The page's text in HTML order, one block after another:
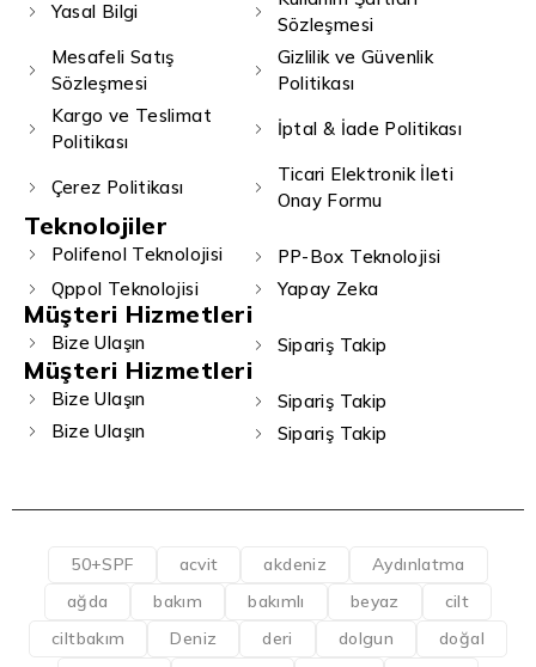
Yasal Bilgi
Sözleşmesi
Mesafeli Satış
Sözleşmesi
Gizlilik ve Güvenlik
Politikası
Kargo ve Teslimat
Politikası
İptal & İade Politikası
Çerez Politikası
Ticari Elektronik İleti
Onay Formu
Teknolojiler
Polifenol Teknolojisi
PP-Box Teknolojisi
Qppol Teknolojisi
Yapay Zeka
Müşteri Hizmetleri
Bize Ulaşın Sipariş Takip
Müşteri Hizmetleri
Bize Ulaşın
Sipariş Takip
Bize Ulaşın
Sipariş Takip
50+SPF acvit akdeniz
Aydınlatma
ağda
bakım bakımlı beyaz
cilt
ciltbakım
Deniz deri dolgun
doğal